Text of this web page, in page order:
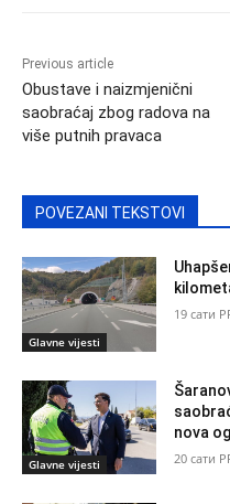
Previous article
Obustave i naizmjenični
saobraćaj zbog radova na
više putnih pravaca
POVEZANI TEKSTOVI
Glavne vijesti
19 сати
Glavne vijesti
nova
20 сати